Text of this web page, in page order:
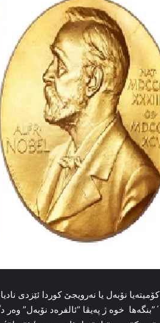
کۆمیته‌یا نۆبه‌ل یا نه‌رویجێ کوردا ئێزدی